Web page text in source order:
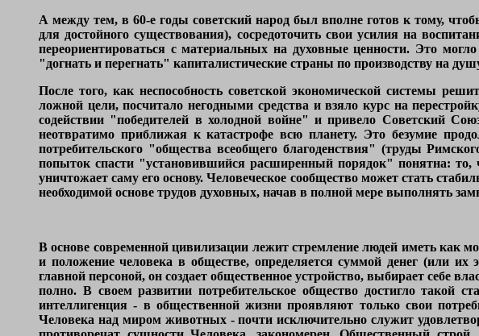
А между тем, в 60-е годы советский народ был вполне готов к тому,
для достойного существования), сосредоточить свои усилия на
переориентироваться с материальных на духовные ценности. Это
"догнать и перегнать" капиталистические страны по производству на
После того, как неспособность советской экономической системы
ложной цели, посчитало негодными средства и взяло курс на
содействии "победителей в холодной войне" и привело Советский
неотвратимо приближая к катастрофе всю планету. Это безумие
потребительского "общества всеобщего благоденствия" (труды
попыток спасти "установившийся расширенный порядок" понятна: то,
уничтожает саму его основу. Человеческое сообщество может стать
необходимой основе трудов духовных, начав в полной мере выполнять
В основе современной цивилизации лежит стремление людей иметь как
и положение человека в обществе, определяется суммой денег (или их
главной персоной, он создает общественное устройство, выбирает себе
полно. В своем развитии потребительское общество достигло такой
интеллигенция - в общественной жизни проявляют только свои
Человека над миром животных - почти исключительно служит